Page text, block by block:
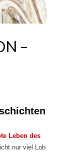
–
Leben des
nur viel Lob